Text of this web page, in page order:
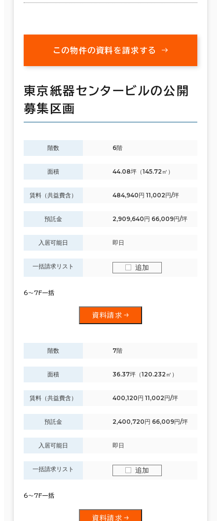
この物件の資料を請求する
東京紙器センタービルの公開
募集区画
階数 6階
面積 44.08坪（145.72㎡）
賃料（共益費含） 484,940円 11,002円/坪
預託金 2,909,640円 66,009円/坪
入居可能日 即日
一括請求リスト 追加
6～7F一括
資料請求
階数 7階
面積 36.37坪（120.232㎡）
賃料（共益費含） 400,120円 11,002円/坪
預託金 2,400,720円 66,009円/坪
入居可能日 即日
一括請求リスト 追加
6～7F一括
資料請求